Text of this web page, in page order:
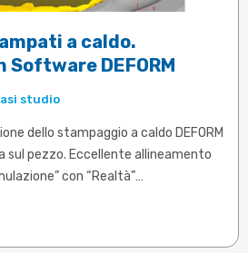
a caldo.
Software DEFORM
studio
dello stampaggio a caldo DEFORM
sul pezzo. Eccellente allineamento
con “Realtà”
comprenderne le cause e quindi